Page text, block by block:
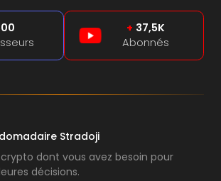
+ 37,5K
Abonnés
Stradoji
crypto dont vous avez besoin pour
décisions.